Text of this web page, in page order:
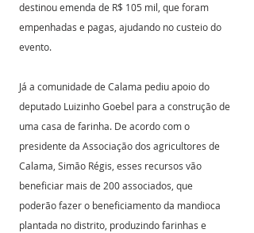
destinou emenda de R$ 105 mil, que foram
empenhadas e pagas, ajudando no custeio do
evento.
Já a comunidade de Calama pediu apoio do
deputado Luizinho Goebel para a construção de
uma casa de farinha. De acordo com o
presidente da Associação dos agricultores de
Calama, Simão Régis, esses recursos vão
beneficiar mais de 200 associados, que
poderão fazer o beneficiamento da mandioca
plantada no distrito, produzindo farinhas e